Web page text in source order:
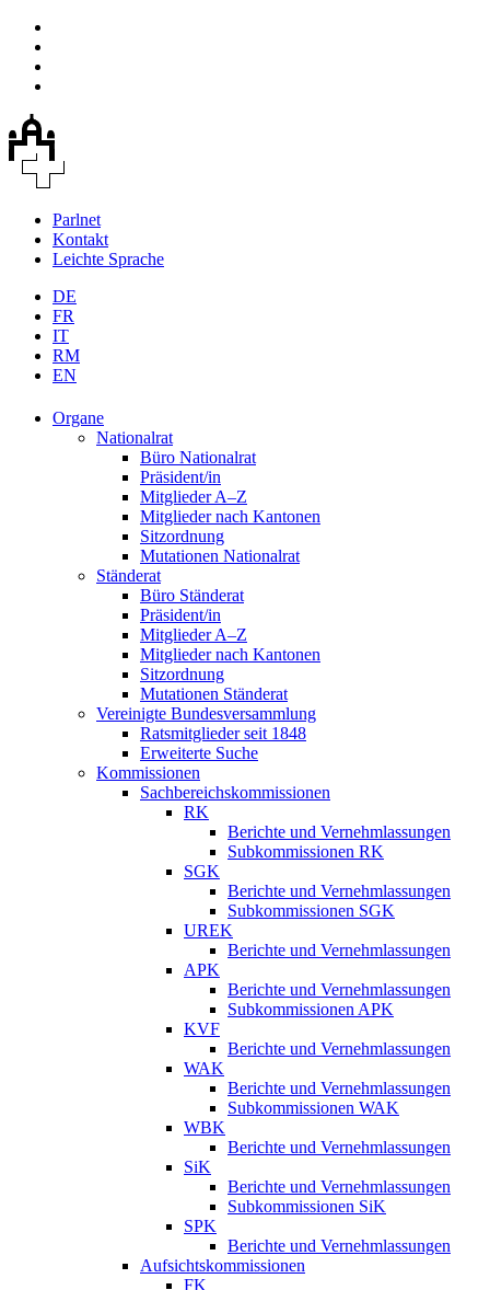
Parlnet
Kontakt
Leichte Sprache
DE
FR
IT
RM
EN
Organe
Nationalrat
Büro Nationalrat
Präsident/in
Mitglieder A–Z
Mitglieder nach Kantonen
Sitzordnung
Mutationen Nationalrat
Ständerat
Büro Ständerat
Präsident/in
Mitglieder A–Z
Mitglieder nach Kantonen
Sitzordnung
Mutationen Ständerat
Vereinigte Bundesversammlung
Ratsmitglieder seit 1848
Erweiterte Suche
Kommissionen
Sachbereichskommissionen
RK
Berichte und Vernehmlassungen
Subkommissionen RK
SGK
Berichte und Vernehmlassungen
Subkommissionen SGK
UREK
Berichte und Vernehmlassungen
APK
Berichte und Vernehmlassungen
Subkommissionen APK
KVF
Berichte und Vernehmlassungen
WAK
Berichte und Vernehmlassungen
Subkommissionen WAK
WBK
Berichte und Vernehmlassungen
SiK
Berichte und Vernehmlassungen
Subkommissionen SiK
SPK
Berichte und Vernehmlassungen
Aufsichtskommissionen
FK